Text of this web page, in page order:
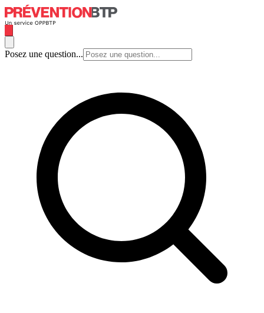
Posez une question...